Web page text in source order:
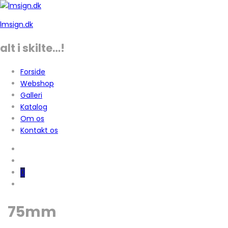
lmsign.dk
alt i skilte…!
Forside
Webshop
Galleri
Katalog
Om os
Kontakt os
0
75mm